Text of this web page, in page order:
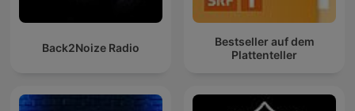
Back2Noize Radio
Bestseller auf dem
Plattenteller